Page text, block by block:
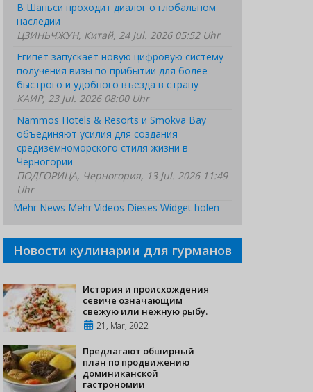
В Шаньси проходит диалог о глобальном
наследии
ЦЗИНЬЧЖУН, Китай, 24 Jul. 2026 05:52 Uhr
Египет запускает новую цифровую систему
получения визы по прибытии для более
быстрого и удобного въезда в страну
КАИР, 23 Jul. 2026 08:00 Uhr
Nammos Hotels & Resorts и Smokva Bay
объединяют усилия для создания
средиземноморского стиля жизни в
Черногории
ПОДГОРИЦА, Черногория, 13 Jul. 2026 11:49
Uhr
Mehr News Mehr Videos Dieses Widget holen
Новости кулинарии для гурманов
История и происхождения
севиче означающим
свежую или нежную рыбу.
21, Mar, 2022
Предлагают обширный
план по продвижению
доминиканской
гастрономии